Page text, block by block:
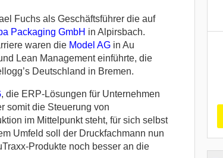
Fuchs als Geschäftsführer die auf
Packaging GmbH in Alpirsbach.
waren die Model AGin Au
Lean Management einführte, die
Deutschland in Bremen.
, die ERP-Lösungen für Unternehmen
somit die Steuerung von
im Mittelpunkt steht, für sich selbst
Umfeld soll der Druckfachmann nun
Produkte noch besser an die